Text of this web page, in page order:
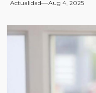
Actualidad Aug 4, 2025